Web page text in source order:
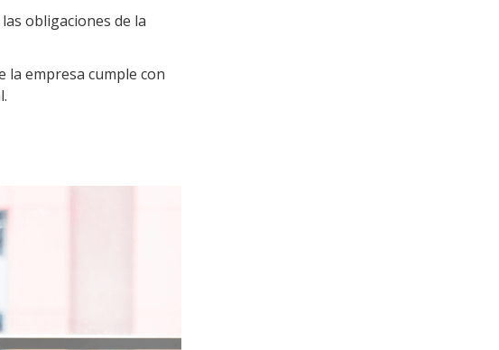
obligaciones de la
la empresa cumple con